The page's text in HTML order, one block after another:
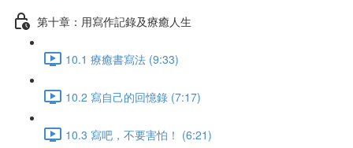
第十章：用寫作記錄及療癒人生
10.1 療癒書寫法 (9:33)
10.2 寫自己的回憶錄 (7:17)
10.3 寫吧，不要害怕！ (6:21)